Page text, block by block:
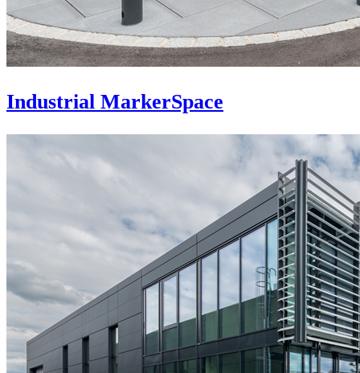
Industrial MarkerSpace